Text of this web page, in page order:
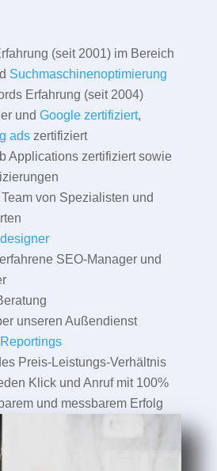
(seit 2001) im Bereich
Suchmaschinenoptimierung
Erfahrung (seit 2004)
und Google zertifiziert,
adszertifiziert
Applications zertifiziert sowie
von Spezialisten und
SEO-Manager und
unseren Außendienst
Preis-Leistungs-Verhältnis
Klick und Anruf mit 100%
und messbarem Erfolg